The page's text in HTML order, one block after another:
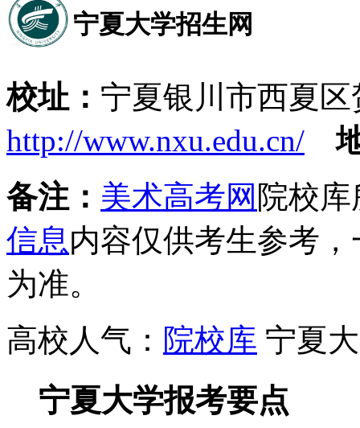
宁夏大学招生网
校址： 宁夏银川市西夏
http://www.nxu.edu.cn/
备注： 美术高考网 院校
信息内容仅供考生参考
为准。
高校人气： 院校库 宁夏
宁夏大学报考要点